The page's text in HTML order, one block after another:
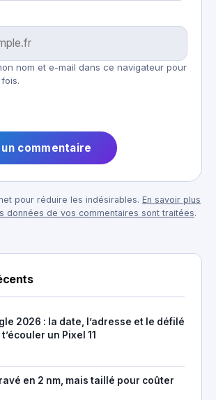
nom et e-mail dans ce navigateur pour
pour réduire les indésirables. En savoir plus
données de vos commentaires sont traitées.
2026 : la date, l’adresse et le défilé
un Pixel 11
en 2 nm, mais taillé pour coûter